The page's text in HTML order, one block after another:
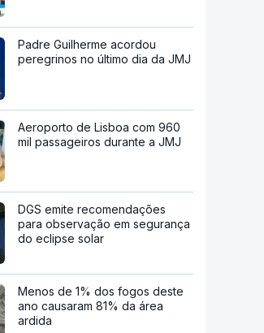
Padre Guilherme acordou
peregrinos no último dia da JMJ
Aeroporto de Lisboa com 960
mil passageiros durante a JMJ
DGS emite recomendações
para observação em segurança
do eclipse solar
Menos de 1% dos fogos deste
ano causaram 81% da área
ardida